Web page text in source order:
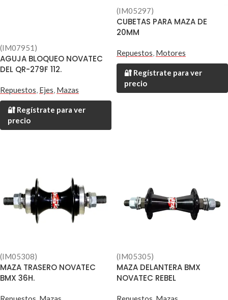
(IM07951)
AGUJA BLOQUEO NOVATEC
DEL QR-279F 112.
Repuestos, Ejes, Mazas
🔐 Regístrate para ver
precio
(IM05297)
CUBETAS PARA MAZA DE
20MM
Repuestos, Motores
🔐 Regístrate para ver
precio
(IM05308)
MAZA TRASERO NOVATEC
BMX 36H.
(IM05305)
MAZA DELANTERA BMX
NOVATEC REBEL